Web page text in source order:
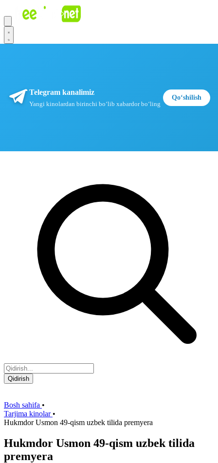
Qidirish
Bosh sahifa •
Tarjima kinolar •
Hukmdor Usmon 49-qism uzbek tilida premyera
Hukmdor Usmon 49-qism uzbek tilida
premyera
Telegram kanalimiz
Yangi kinolardan birinchi boʻlib xabardor boʻling
Qoʻshilish